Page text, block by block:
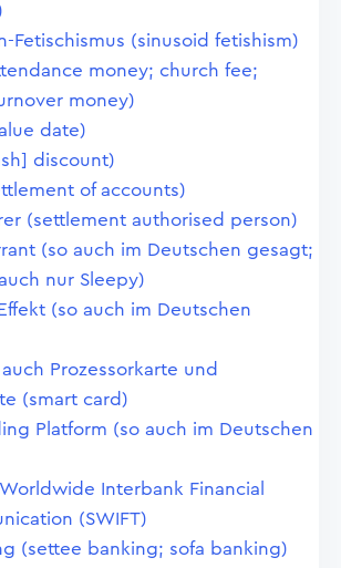
Fetischismus (sinusoid fetishism)
money; church fee;
money)
date)
discount)
of accounts)
(settlement authorised person)
(so auch im Deutschen gesagt;
nur Sleepy)
(so auch im Deutschen
Prozessorkarte und
(smart card)
Platform (so auch im Deutschen
Interbank Financial
(SWIFT)
(settee banking; sofa banking)